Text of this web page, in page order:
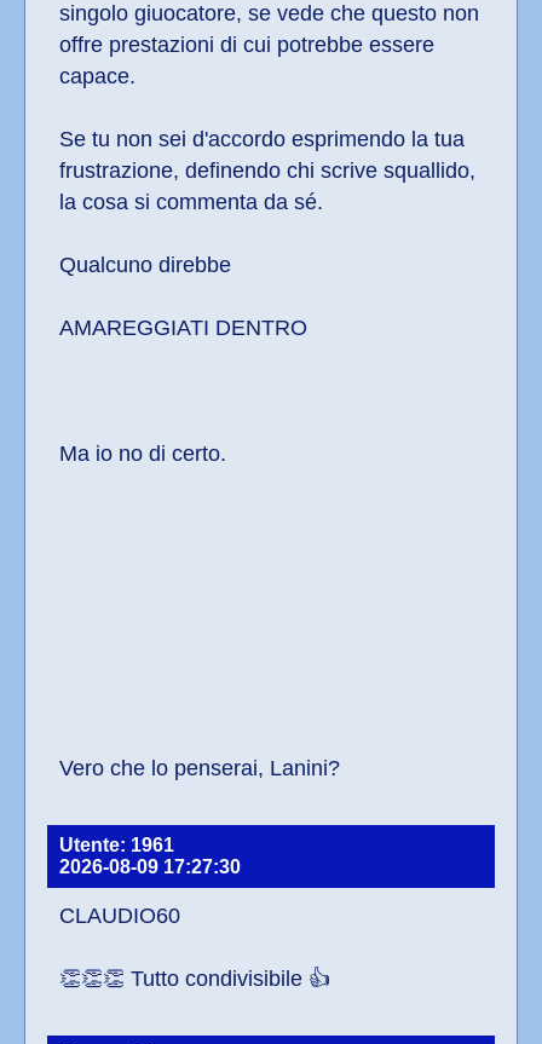
singolo giuocatore, se vede che questo non
offre prestazioni di cui potrebbe essere
capace.
Se tu non sei d'accordo esprimendo la tua
frustrazione, definendo chi scrive squallido,
la cosa si commenta da sé.
Qualcuno direbbe
AMAREGGIATI DENTRO
Ma io no di certo.
Vero che lo penserai, Lanini?
Utente: 1961
2026-08-09 17:27:30
CLAUDIO60
👏👏👏 Tutto condivisibile 👍